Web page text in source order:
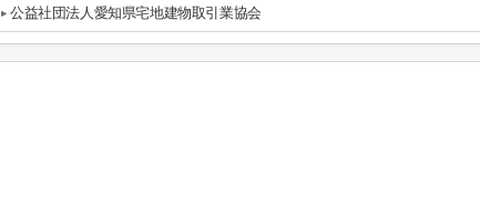
公益社団法人愛知県宅地建物取引業協会